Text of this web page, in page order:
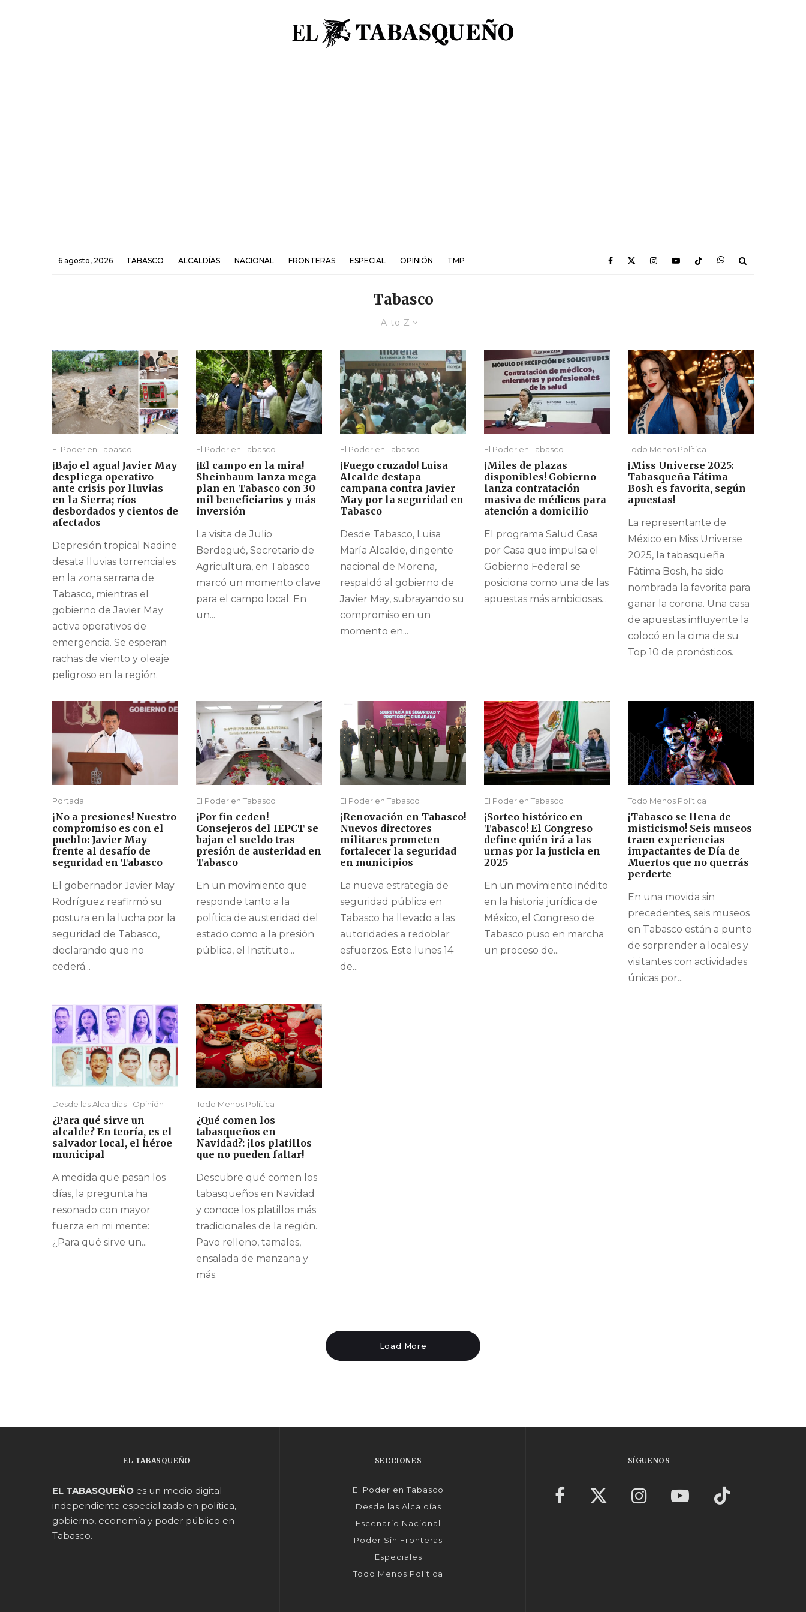
6 agosto, 2026 TABASCO ALCALDÍAS NACIONAL FRONTERAS ESPECIAL OPINIÓN TMP
Tabasco
A to Z
El Poder en Tabasco
¡Bajo el agua! Javier May
despliega operativo
ante crisis por lluvias
en la Sierra; ríos
desbordados y cientos de
afectados
Depresión tropical Nadine
desata lluvias torrenciales
en la zona serrana de
Tabasco, mientras el
gobierno de Javier May
activa operativos de
emergencia. Se esperan
rachas de viento y oleaje
peligroso en la región.
El Poder en Tabasco
¡El campo en la mira!
Sheinbaum lanza mega
plan en Tabasco con 30
mil beneficiarios y más
inversión
La visita de Julio
Berdegué, Secretario de
Agricultura, en Tabasco
marcó un momento clave
para el campo local. En
un...
El Poder en Tabasco
¡Fuego cruzado! Luisa
Alcalde destapa
campaña contra Javier
May por la seguridad en
Tabasco
Desde Tabasco, Luisa
María Alcalde, dirigente
nacional de Morena,
respaldó al gobierno de
Javier May, subrayando su
compromiso en un
momento en...
El Poder en Tabasco
¡Miles de plazas
disponibles! Gobierno
lanza contratación
masiva de médicos para
atención a domicilio
El programa Salud Casa
por Casa que impulsa el
Gobierno Federal se
posiciona como una de las
apuestas más ambiciosas...
Todo Menos Política
¡Miss Universe 2025:
Tabasqueña Fátima
Bosh es favorita, según
apuestas!
La representante de
México en Miss Universe
2025, la tabasqueña
Fátima Bosh, ha sido
nombrada la favorita para
ganar la corona. Una casa
de apuestas influyente la
colocó en la cima de su
Top 10 de pronósticos.
Portada
¡No a presiones! Nuestro
compromiso es con el
pueblo: Javier May
frente al desafío de
seguridad en Tabasco
El gobernador Javier May
Rodríguez reafirmó su
postura en la lucha por la
seguridad de Tabasco,
declarando que no
cederá...
El Poder en Tabasco
¡Por fin ceden!
Consejeros del IEPCT se
bajan el sueldo tras
presión de austeridad en
Tabasco
En un movimiento que
responde tanto a la
política de austeridad del
estado como a la presión
pública, el Instituto...
El Poder en Tabasco
¡Renovación en Tabasco!
Nuevos directores
militares prometen
fortalecer la seguridad
en municipios
La nueva estrategia de
seguridad pública en
Tabasco ha llevado a las
autoridades a redoblar
esfuerzos. Este lunes 14
de...
El Poder en Tabasco
¡Sorteo histórico en
Tabasco! El Congreso
define quién irá a las
urnas por la justicia en
2025
En un movimiento inédito
en la historia jurídica de
México, el Congreso de
Tabasco puso en marcha
un proceso de...
Todo Menos Política
¡Tabasco se llena de
misticismo! Seis museos
traen experiencias
impactantes de Día de
Muertos que no querrás
perderte
En una movida sin
precedentes, seis museos
en Tabasco están a punto
de sorprender a locales y
visitantes con actividades
únicas por...
Desde las Alcaldías Opinión
¿Para qué sirve un
alcalde? En teoría, es el
salvador local, el héroe
municipal
A medida que pasan los
días, la pregunta ha
resonado con mayor
fuerza en mi mente:
¿Para qué sirve un...
Todo Menos Política
¿Qué comen los
tabasqueños en
Navidad?: ¡los platillos
que no pueden faltar!
Descubre qué comen los
tabasqueños en Navidad
y conoce los platillos más
tradicionales de la región.
Pavo relleno, tamales,
ensalada de manzana y
más.
Load More
EL TABASQUEÑO
EL TABASQUEÑO es un medio digital
independiente especializado en política,
gobierno, economía y poder público en
Tabasco.
SECCIONES
El Poder en Tabasco
Desde las Alcaldías
Escenario Nacional
Poder Sin Fronteras
Especiales
Todo Menos Política
SÍGUENOS